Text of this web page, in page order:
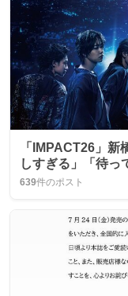
「IMPACT26」
しすぎる」「待っ
639件のポスト